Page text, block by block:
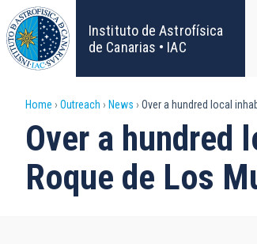
Skip
to
main
content
Instituto de Astrofísica
de Canarias • IAC
Breadcrumb
Home Outreach News Over a hundred local
Over a hundred
Roque de Los